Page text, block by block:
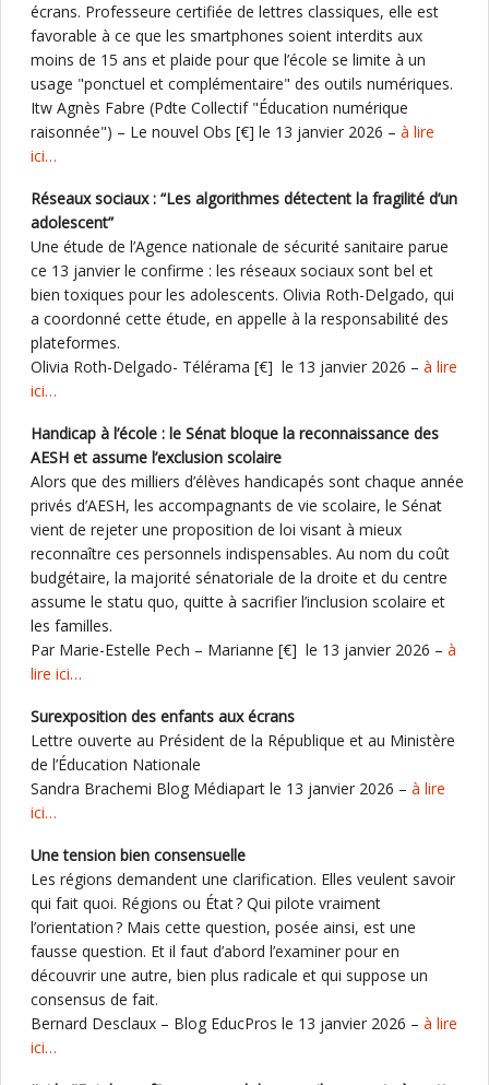
écrans. Professeure certifiée de lettres classiques, elle est
favorable à ce que les smartphones soient interdits aux
moins de 15 ans et plaide pour que l’école se limite à un
usage "ponctuel et complémentaire" des outils numériques.
Itw Agnès Fabre (Pdte Collectif "Éducation numérique
raisonnée") – Le nouvel Obs [€] le 13 janvier 2026 – à lire
ici…
Réseaux sociaux : “Les algorithmes détectent la fragilité d’un
adolescent”
Une étude de l’Agence nationale de sécurité sanitaire parue
ce 13 janvier le confirme : les réseaux sociaux sont bel et
bien toxiques pour les adolescents. Olivia Roth-Delgado, qui
a coordonné cette étude, en appelle à la responsabilité des
plateformes.
Olivia Roth-Delgado- Télérama [€] le 13 janvier 2026 – à lire
ici…
Handicap à l’école : le Sénat bloque la reconnaissance des
AESH et assume l’exclusion scolaire
Alors que des milliers d’élèves handicapés sont chaque année
privés d’AESH, les accompagnants de vie scolaire, le Sénat
vient de rejeter une proposition de loi visant à mieux
reconnaître ces personnels indispensables. Au nom du coût
budgétaire, la majorité sénatoriale de la droite et du centre
assume le statu quo, quitte à sacrifier l’inclusion scolaire et
les familles.
Par Marie-Estelle Pech – Marianne [€] le 13 janvier 2026 – à
lire ici…
Surexposition des enfants aux écrans
Lettre ouverte au Président de la République et au Ministère
de l’Éducation Nationale
Sandra Brachemi Blog Médiapart le 13 janvier 2026 – à lire
ici…
Une tension bien consensuelle
Les régions demandent une clarification. Elles veulent savoir
qui fait quoi. Régions ou État ? Qui pilote vraiment
l’orientation ? Mais cette question, posée ainsi, est une
fausse question. Et il faut d’abord l’examiner pour en
découvrir une autre, bien plus radicale et qui suppose un
consensus de fait.
Bernard Desclaux – Blog EducPros le 13 janvier 2026 – à lire
ici…